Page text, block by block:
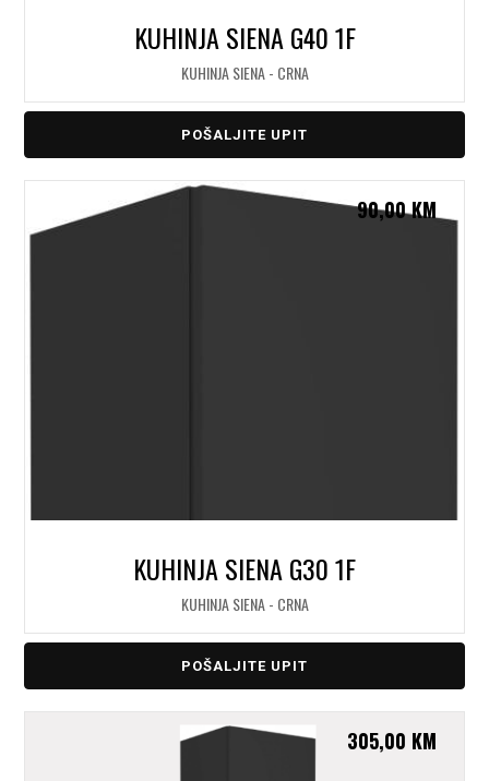
KUHINJA SIENA G40 1F
KUHINJA SIENA - CRNA
POŠALJITE UPIT
KUHINJA SIENA G30 1F
KUHINJA SIENA - CRNA
90,00KM
POŠALJITE UPIT
305,00 KM